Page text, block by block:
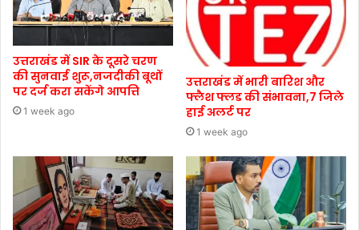
उत्तराखंड में SIR के दूसरे चरण
की सुनवाई शुरू,नजदीकी बूथों
पर दर्ज करा सकेंगे आपत्ति
1 week ago
उत्तराखंड में भारी बारिश और
फ्लैश फ्लड की संभावना,7 जिले
हाई अलर्ट पर
1 week ago